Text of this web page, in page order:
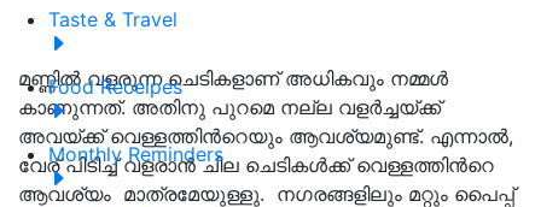
Taste & Travel
Food Receipes
Monthly Reminders
മണ്ണിൽ വളരുന്ന ചെടികളാണ് അധികവും നമ്മൾ
കാണുന്നത്. അതിനു പുറമെ നല്ല വളർച്ചയ്ക്ക്
അവയ്ക്ക് വെള്ളത്തിൻറെയും ആവശ്യമുണ്ട്. എന്നാല്‍,
വേര് പിടിച്ച് വളരാൻ ചില ചെടികൾക്ക് വെള്ളത്തിൻറെ
ആവശ്യം മാത്രമേയുള്ളു. നഗരങ്ങളിലും മറ്റും പൈപ്പ്